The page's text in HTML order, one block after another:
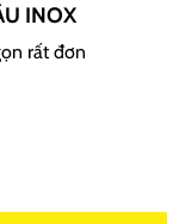
INOX
rất đơn